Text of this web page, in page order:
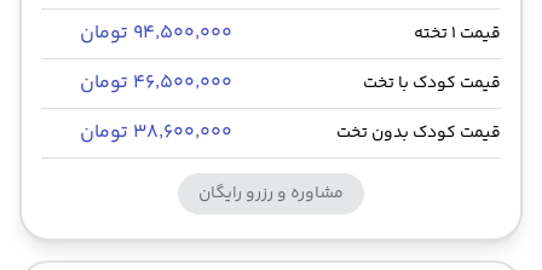
قیمت 1 تخته ۹۴٬۵۰۰٬۰۰۰ تومان
قیمت کودک با تخت ۴۶٬۵۰۰٬۰۰۰ تومان
قیمت کودک بدون تخت ۳۸٬۶۰۰٬۰۰۰ تومان
مشاوره و رزرو رایگان